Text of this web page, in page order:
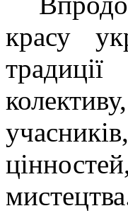
красу